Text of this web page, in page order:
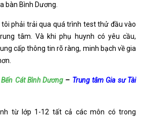
bàn Bình Dương.
phải trải qua quá trình test thử đầu vào
tâm. Và khi phụ huynh có yêu cầu,
cấp thông tin rõ ràng, minh bạch về gia
Cát Bình Dương – Trung tâm Gia sư Tài
từ lớp 1-12 tất cả các môn có trong